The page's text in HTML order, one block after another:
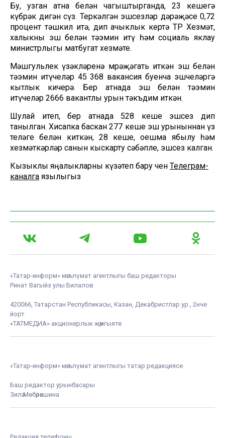
Бу, узган атна белән чагыштырганда, 23 кешегә
күбрәк дигән сүз. Теркәлгән эшсезләр дәрәҗәсе 0,72
процент тәшкил итә, дип ачыклык кертә ТР Хезмәт,
халыкны эш белән тәэмин итү һәм социаль яклау
министрлыгы матбугат хезмәте.
Мәшгульлек үзәкләренә мөрәҗәгать иткән эш белән
тәэмин итүчеләр 45 368 вакансия буенча эшчеләргә
кытлык кичерә. Бер атнада эш белән тәэмин
итүчеләр 2666 вакантлы урын тәкъдим иткән.
Шулай итеп, бер атнада 528 кеше эшсез дип
танылган. Хисапка баскан 277 кеше эш урыныннан үз
теләге белән киткән, 28 кеше, оешма ябылу һәм
хезмәткәрләр санын кыскарту сәбәпле, эшсез калган.
Кызыклы яңалыкларны күзәтеп бару өчен Телеграм-
каналга язылыгыз
«Татар-информ» мәгълүмат агентлыгы баш редакторы
Ринат Вагыйз улы Билалов
420066, Татарстан Республикасы, Казан, Декабристлар ур., 2нче
йорт.
«ТАТМЕДИА» акционерлык җәмгыяте
«Татар-информ» мәгълүмат агентлыгы татар редакциясе
Баш редактор урынбасары
Зилә Мөбәрәкшина